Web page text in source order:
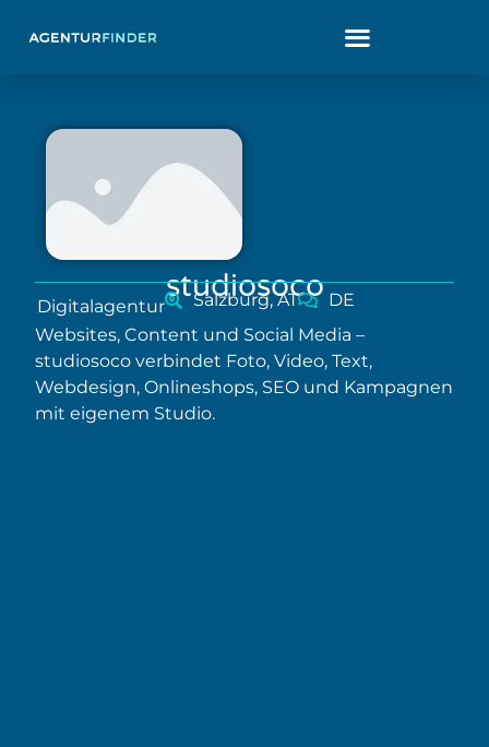
studiosoco
Digitalagentur Salzburg, AT
DE
Websites, Content und Social Media –
studiosoco verbindet Foto, Video, Text,
Webdesign, Onlineshops, SEO und Kampagnen
mit eigenem Studio.